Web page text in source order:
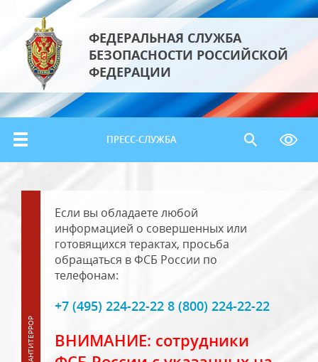
ФЕДЕРАЛЬНАЯ СЛУЖБА
БЕЗОПАСНОСТИ РОССИЙСКОЙ
ФЕДЕРАЦИИ
ПРЕСС-СЛУЖБА
Если вы обладаете любой
информацией о совершенных или
готовящихся терактах, просьба
обращаться в ФСБ России по
телефонам:
+7 (495) 224-22-22 8 (800) 224-22-22
ВНИМАНИЕ: сотрудники